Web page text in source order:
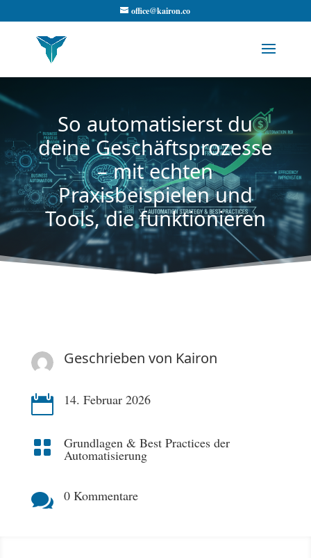
office@kairon.co
So automatisierst du
deine Geschäftsprozesse
– mit echten
Praxisbeispielen und
Tools, die funktionieren
Geschrieben von Kairon
 14. Februar 2026
 Grundlagen & Best Practices der
Automatisierung
 0 Kommentare